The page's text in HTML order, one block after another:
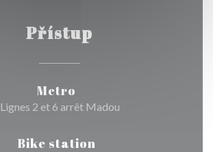
Přístup
Metro
Lignes 2 et 6 arrêt Madou
Bike station